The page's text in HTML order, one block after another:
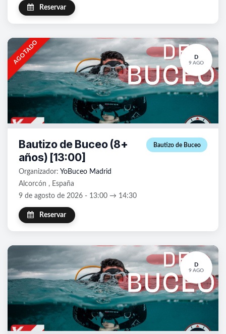
Reservar
AGOTADO D
9 AGO
Bautizo de Buceo (8+
años) [13:00]
Bautizo de Buceo
Organizador: YoBuceo Madrid
Alcorcón , España
9 de agosto de 2026 - 13:00 → 14:30
Reservar
D
9 AGO